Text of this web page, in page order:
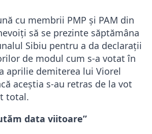
cu membrii PMP și PAM din
să se prezinte săptămâna
Sibiu pentru a da declarații
de modul cum s-a votat în
aprilie demiterea lui Viorel
aceștia s-au retras de la vot
total.
data viitoare”